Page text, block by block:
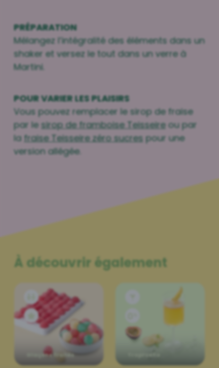
PRÉPARATION
Mélangez l’intégralité des éléments dans un
shaker et versez le tout dans un verre à
Martini.
POUR VARIER LES PLAISIRS
Vous pouvez remplacer le sirop de fraise
par le sirop de framboise Teisseire ou par
la
fraise Teisseire zéro sucres pour une
version allégée.
À découvrir également
Glaçons fruités